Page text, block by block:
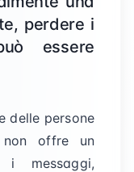
perdere i
essere
delle persone
non offre un
i messaggi,